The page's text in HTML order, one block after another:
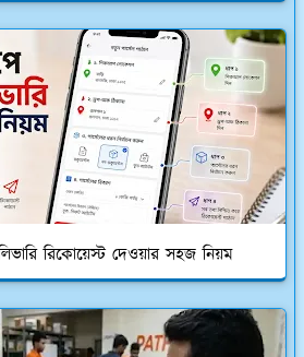
রিকোয়েস্ট দেওয়ার সহজ নিয়ম